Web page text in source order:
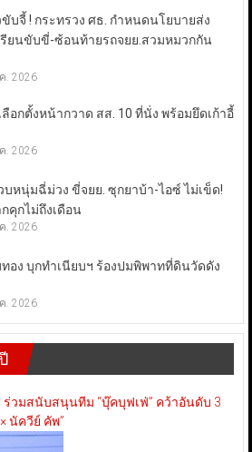
ขับจี้ ! กระทรวง ศธ. กำหนดนโยบายส่ง
รียนขับขี่-ซ้อนท้ายรถจยย.สวมหมวกกัน
. 2026
ลือกตั้งหน้ากวาด สส. 10 ที่นั่ง พร้อมยึดเก้าอี้
. 2026
บหนุ่มฉี่ม่วง ขี่จยย. ซุกยาบ้า-ไอซ์ ไม่เข็ด!
คุกไม่ถึงเดือน
. 2026
อง บุกทำเนียบฯ ร้องปมพิพาทที่ดินวัดดัง
. 2026
ร่วมสนับสนุนทีม “บุ๊คบุฟเฟ่” คว้าอันดับ 3
นัควีย์ คัพ”